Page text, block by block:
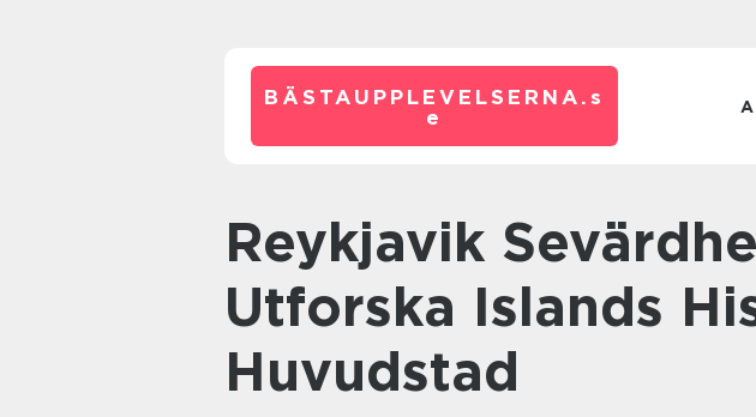
BÄSTAUPPLEVELSERNA. s
e
Reykjavik Sevärdheter:
Utforska Islands
Huvudstad